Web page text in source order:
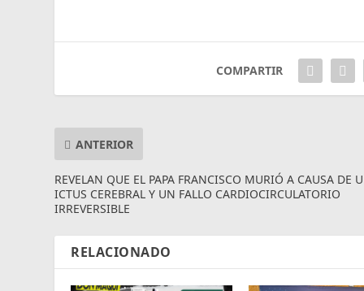
COMPARTIR
ANTERIOR
REVELAN QUE EL PAPA FRANCISCO MURIÓ A CAUSA DE
ICTUS CEREBRAL Y UN FALLO CARDIOCIRCULATORIO
IRREVERSIBLE
RELACIONADO